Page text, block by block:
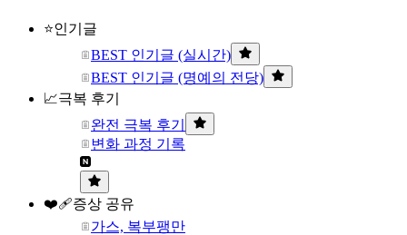
⭐인기글
BEST 인기글 (실시간)
BEST 인기글 (명예의 전당)
📈극복 후기
완전 극복 후기
변화 과정 기록
❤️‍🩹증상 공유
가스, 복부팽만